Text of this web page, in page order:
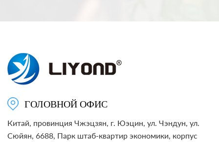
ГОЛОВНОЙ ОФИС
Китай, провинция Чжэцзян, г. Юэцин, ул. Чэндун, ул.
Сюйян, 6688, Парк штаб-квартир экономики, корпус